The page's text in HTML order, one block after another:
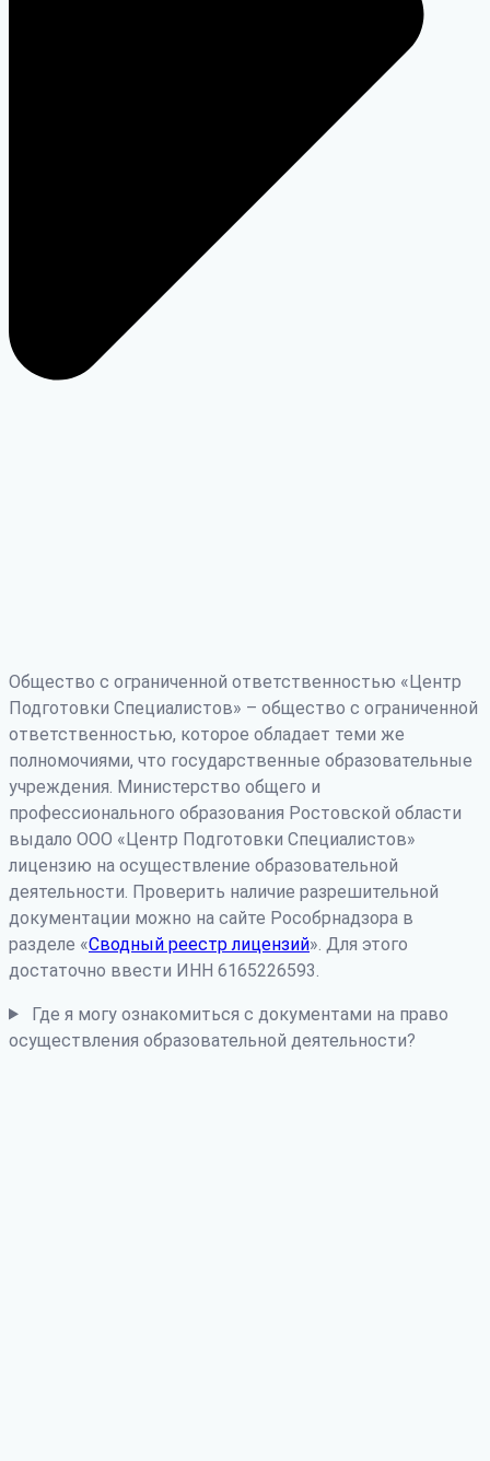
Общество с ограниченной ответственностью «Центр
Подготовки Специалистов» – общество с ограниченной
ответственностью, которое обладает теми же
полномочиями, что государственные образовательные
учреждения. Министерство общего и
профессионального образования Ростовской области
выдало ООО «Центр Подготовки Специалистов»
лицензию на осуществление образовательной
деятельности. Проверить наличие разрешительной
документации можно на сайте Рособрнадзора в
разделе «Сводный реестр лицензий». Для этого
достаточно ввести ИНН 6165226593.
Где я могу ознакомиться с документами на право
осуществления образовательной деятельности?